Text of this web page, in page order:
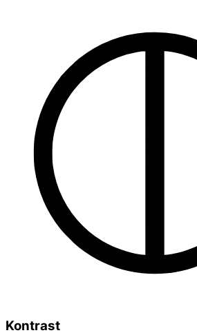
Kontrast